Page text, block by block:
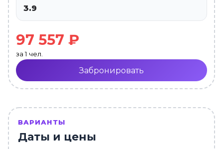
3.9
97 557 ₽
за 1 чел.
Забронировать
ВАРИАНТЫ
Даты и цены